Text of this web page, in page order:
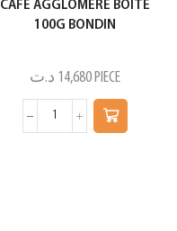
CAFE AGGLOMERE BOITE
100G BONDIN
14,680 د.ت PIECE